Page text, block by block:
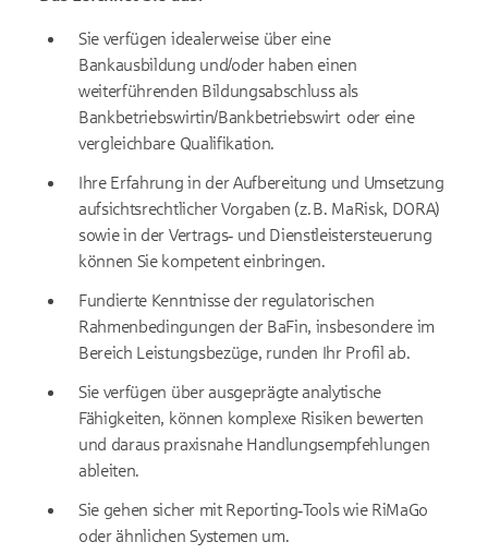
Sie verfügen idealerweise über eine
Bankausbildung und/oder haben einen
weiterführenden Bildungsabschluss als
Bankbetriebswirtin/Bankbetriebswirt oder eine
vergleichbare Qualifikation.
Ihre Erfahrung in der Aufbereitung und Umsetzung
aufsichtsrechtlicher Vorgaben (z. B. MaRisk, DORA)
sowie in der Vertrags‑ und Dienstleistersteuerung
können Sie kompetent einbringen.
Fundierte Kenntnisse der regulatorischen
Rahmenbedingungen der BaFin, insbesondere im
Bereich Leistungsbezüge, runden Ihr Profil ab.
Sie verfügen über ausgeprägte analytische
Fähigkeiten, können komplexe Risiken bewerten
und daraus praxisnahe Handlungsempfehlungen
ableiten.
Sie gehen sicher mit Reporting‑Tools wie RiMaGo
oder ähnlichen Systemen um.